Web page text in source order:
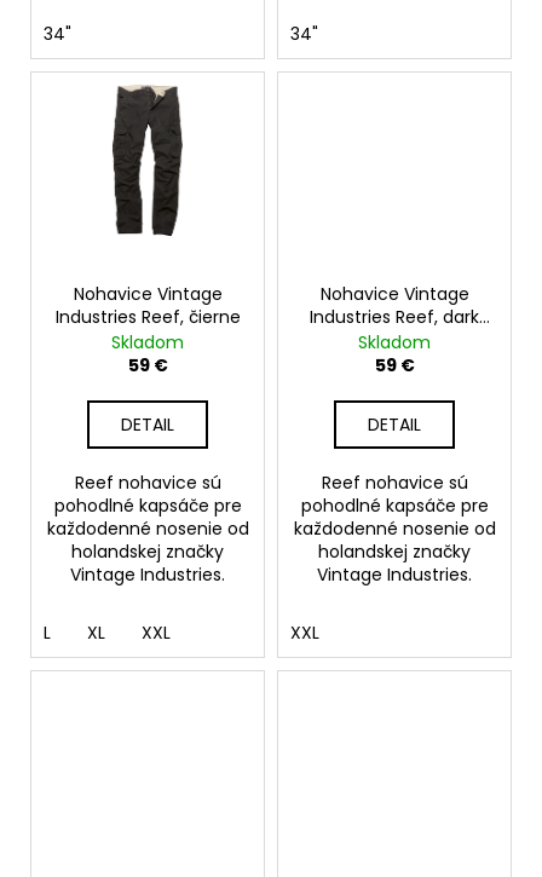
34" 34"
Nohavice Vintage
Industries Reef, čierne
Skladom
59 €
DETAIL
Reef nohavice sú
pohodlné kapsáče pre
každodenné nosenie od
holandskej značky
Vintage Industries.
L XL XXL
Nohavice Vintage
Industries Reef, dark
khaki
Skladom
59 €
DETAIL
Reef nohavice sú
pohodlné kapsáče pre
každodenné nosenie od
holandskej značky
Vintage Industries.
XXL